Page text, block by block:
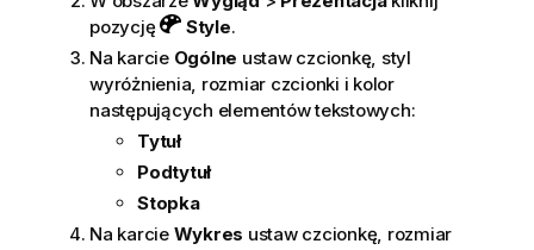
pozycję
Style.
Na karcie Ogólne ustaw czcionkę, styl
wyróżnienia, rozmiar czcionki i kolor
następujących elementów tekstowych:
Tytuł
Podtytuł
Stopka
Na karcie Wykres ustaw czcionkę, rozmiar